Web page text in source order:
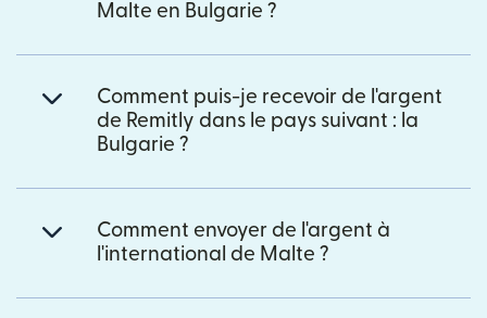
Malte en Bulgarie ?
Comment puis-je recevoir de l'argent
de Remitly dans le pays suivant : la
Bulgarie ?
Comment envoyer de l'argent à
l'international de Malte ?